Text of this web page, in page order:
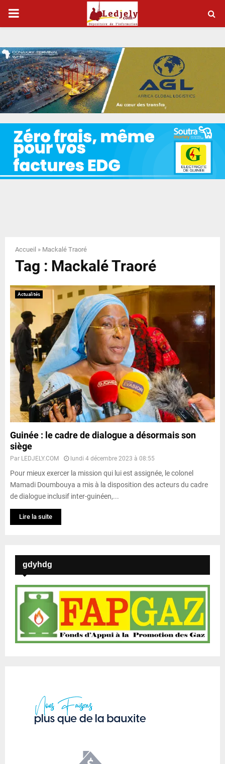
P
I
M
A
Y
N
U
Accueil » Mackalé Traoré
Tag : Mackalé Traoré
Actualités
Guinée : le cadre de dialogue a désormais son
siège
Par LEDJELY.COM lundi 4 décembre 2023 à 08:55
Pour mieux exercer la mission qui lui est assignée, le colonel
Mamadi Doumbouya a mis à la disposition des acteurs du cadre
de dialogue inclusif inter-guinéen,...
Lire la suite
gdyhdg